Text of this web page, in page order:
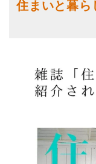
住まいと暮ら